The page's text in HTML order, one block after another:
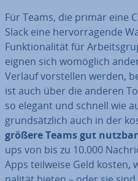
Für Teams, die primär eine
Slack eine her­vor­ra­gen­de
Funk­tio­na­li­tät für
eignen sich womöglich
Verlauf vor­stel­len werden,
ist auch über die anderen
so elegant und schnell wie
grund­sätz­lich auch in der
größere Teams gut nutzbar
ups von bis zu 10.000
Apps teilweise Geld kosten,